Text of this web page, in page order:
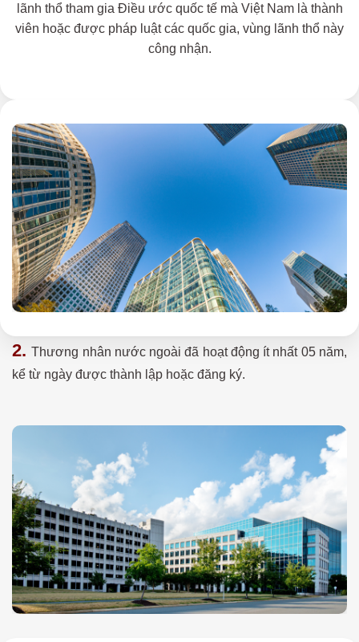
lãnh thổ tham gia Điều ước quốc tế mà Việt Nam là thành
viên hoặc được pháp luật các quốc gia, vùng lãnh thổ này
công nhận.
2. Thương nhân nước ngoài đã hoạt động ít nhất 05 năm,
kể từ ngày được thành lập hoặc đăng ký.